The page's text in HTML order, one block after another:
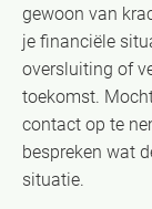
gewoon van
je financiële
oversluiting of
toekomst.
contact op te
bespreken wat
situatie.